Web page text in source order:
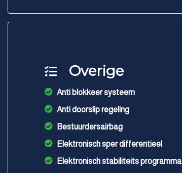
Overige
Anti blokkeer systeem
Anti doorslip regeling
Bestuurdersairbag
Elektronisch sper differentieel
Elektronisch stabiliteits programma